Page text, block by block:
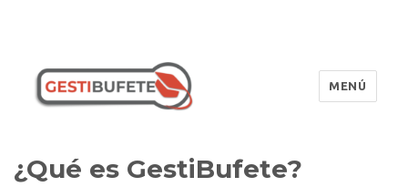
MENÚ
¿Qué es GestiBufete?